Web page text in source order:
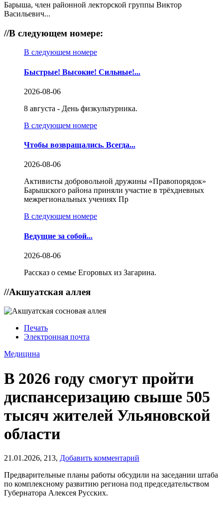
Барыша, член районной лекторской группы Виктор
Васильевич...
//В следующем номере:
В следующем номере
Быстрые! Высокие! Сильные!...
2026-08-06
8 августа - День физкультурника.
В следующем номере
Чтобы возвращались. Всегда...
2026-08-06
Активисты добровольной дружины «Правопорядок»
Барышского района приняли участие в трёхдневных
межрегиональных учениях Пр
В следующем номере
Ведущие за собой...
2026-08-06
Рассказ о семье Егоровых из Загарина.
//Акшуатская аллея
Печать
Электронная почта
Медицина
В 2026 году смогут пройти
диспансеризацию свыше 505
тысяч жителей Ульяновской
области
21.01.2026, 213, Добавить комментарий
Предварительные планы работы обсудили на заседании штаба
по комплексному развитию региона под председательством
Губернатора Алексея Русских.